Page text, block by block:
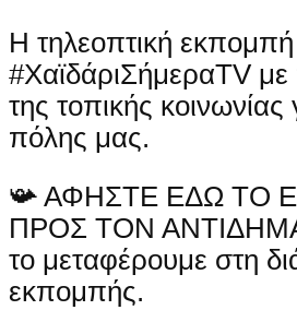
Η τηλεοπτική εκπομπή
#ΧαϊδάριΣήμεραTV
της τοπικής κοινωνίας
πόλης μας.
📯 ΑΦΗΣΤΕ ΕΔΩ ΤΟ
ΠΡΟΣ ΤΟΝ
το μεταφέρουμε στη
εκπομπής.